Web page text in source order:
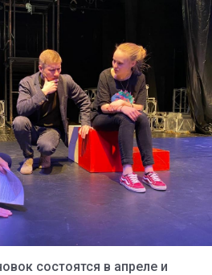
состоятся в апреле и